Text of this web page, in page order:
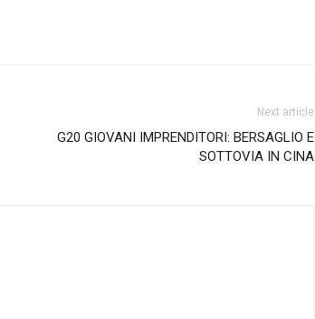
Next article
G20 GIOVANI IMPRENDITORI: BERSAGLIO E
SOTTOVIA IN CINA